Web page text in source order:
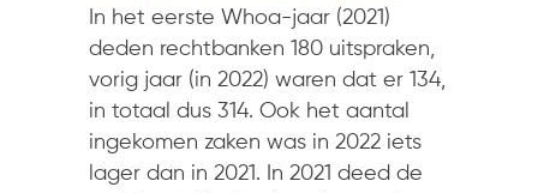
In het eerste Whoa-jaar (2021)
deden rechtbanken 180 uitspraken,
vorig jaar (in 2022) waren dat er 134,
in totaal dus 314. Ook het aantal
ingekomen zaken was in 2022 iets
lager dan in 2021. In 2021 deed de